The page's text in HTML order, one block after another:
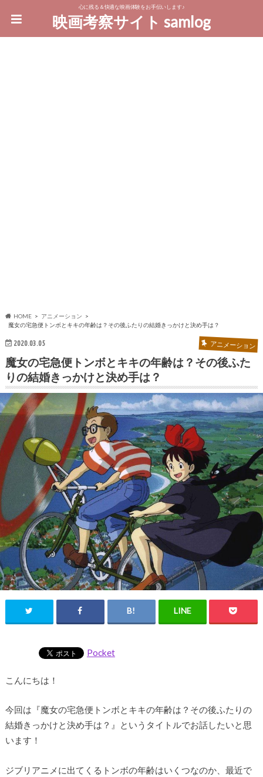
心に残る＆快適な映画体験をお手伝いします♪
映画考察サイト samlog
HOME
アニメーション
魔女の宅急便トンボとキキの年齢は？その後ふたりの結婚きっかけと決め手は？
2020.03.05 アニメーション
魔女の宅急便トンボとキキの年齢は？その後ふた
りの結婚きっかけと決め手は？
Pocket
こんにちは！
今回は『魔女の宅急便トンボとキキの年齢は？その後ふたりの
結婚きっかけと決め手は？』というタイトルでお話したいと思
います！
ジブリアニメに出てくるトンボの年齢はいくつなのか、最近で